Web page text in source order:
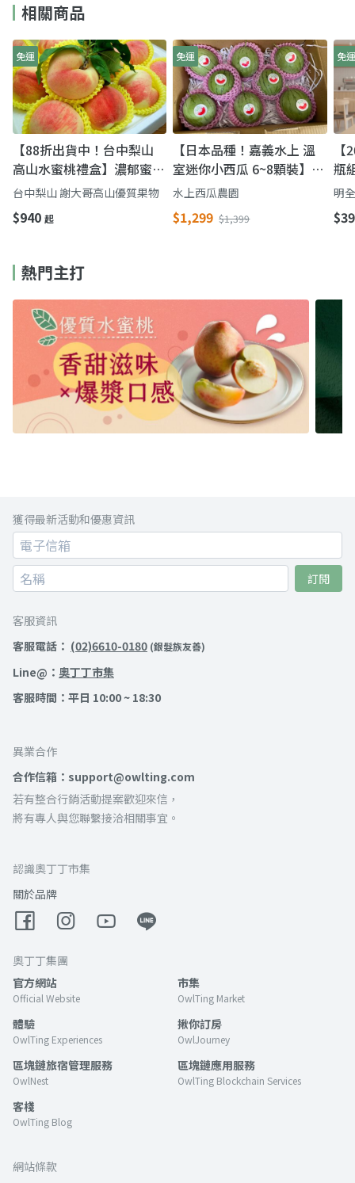
相關商品
免運
【88折出貨中！台中梨山
高山水蜜桃禮盒】濃郁蜜桃
香氣 鮮甜多汁一吃難忘
台中梨山 謝大哥高山優質果物
$940 起
免運
【日本品種！嘉義水上 溫
室迷你小西瓜 6~8顆裝】皮
薄 果肉脆 一餐一顆剛剛好
水上西瓜農園
$1,299 $1,399
免運
瓶
牛
完
明
熱門主打
獲得最新活動和優惠資訊
訂閱
客服資訊
客服電話： (02)6610-0180 (銀髮族友善)
Line@： 奧丁丁市集
客服時間：平日 10:00 ~ 18:30
異業合作
合作信箱：support@owlting.com
若有整合行銷活動提案歡迎來信，
將有專人與您聯繫接洽相關事宜。
認識奧丁丁市集
關於品牌
奧丁丁集團
官方網站
Official Website
市集
OwlTing Market
體驗
OwlTing Experiences
揪你訂房
OwlJourney
區塊鏈旅宿管理服務
OwlNest
區塊鏈應用服務
OwlTing Blockchain Services
客棧
OwlTing Blog
網站條款